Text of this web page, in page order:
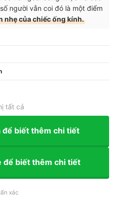
người vẫn coi đó là một điểm
nhẹ của chiếc ống kính.
tất cả
để biết thêm chi tiết
để biết thêm chi tiết
xác